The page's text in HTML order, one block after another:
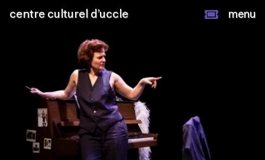
centre culturel d’uccle menu